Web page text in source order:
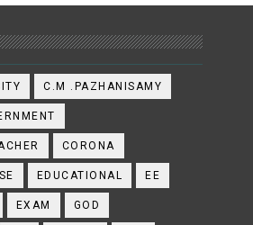
C.M .PAZHANISAMY
CORONA
EDUCATIONAL EE
EXAM GOD